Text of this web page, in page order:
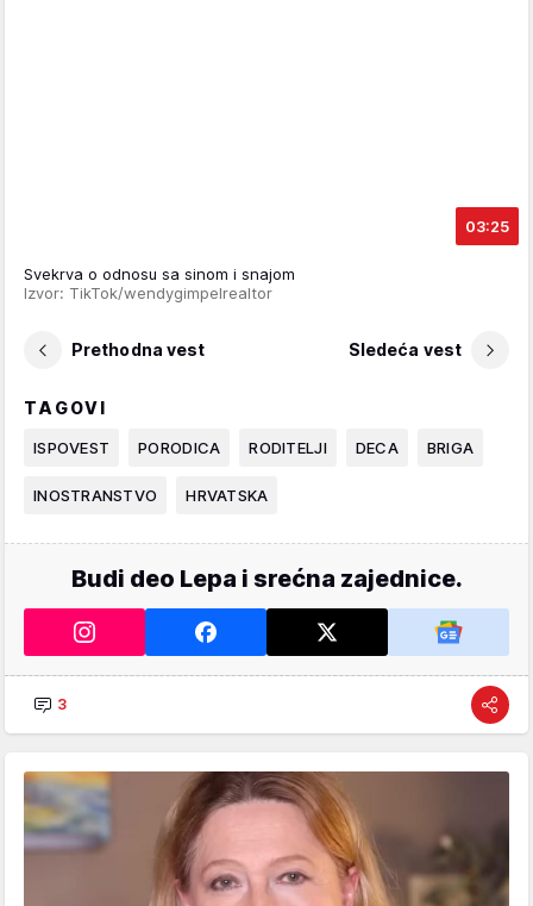
03:25
Svekrva o odnosu sa sinom i snajom
Izvor: TikTok/wendygimpelrealtor
Prethodna vest Sledeća vest
TAGOVI
ISPOVEST PORODICA RODITELJI DECA BRIGA
INOSTRANSTVO HRVATSKA
Budi deo Lepa i srećna zajednice.
3